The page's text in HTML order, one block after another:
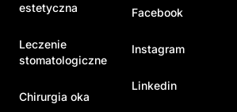
estetyczna
Leczenie
stomatologiczne
Chirurgia oka
Facebook
Instagram
Linkedin